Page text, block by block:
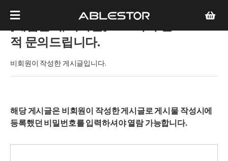
적 문의드립니다.
비회원이 작성한 게시글입니다.
해당 게시글은 비회원이 작성한 게시글로 게시물 작성시에
등록했던 비밀번호를 입력하셔야 열람 가능합니다.